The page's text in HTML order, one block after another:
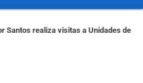
Santos realiza visitas a Unidades de